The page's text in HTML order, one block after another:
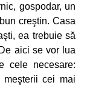
gospodar, un
creştin. Casa
ea trebuie să
aici se vor lua
cele necesare:
cei mai